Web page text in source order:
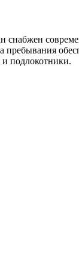
снабжен
и подлокотники.